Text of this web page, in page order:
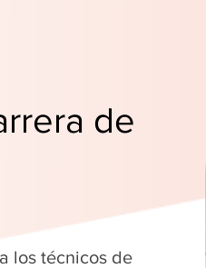
de
los técnicos de